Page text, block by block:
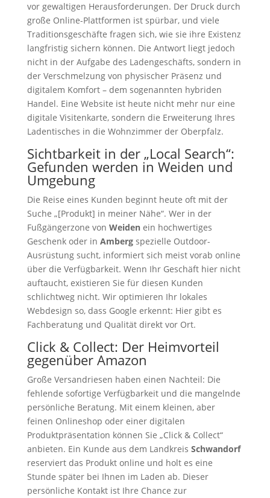
vor gewaltigen Herausforderungen. Der Druck durch
große Online-Plattformen ist spürbar, und viele
Traditionsgeschäfte fragen sich, wie sie ihre Existenz
langfristig sichern können. Die Antwort liegt jedoch
nicht in der Aufgabe des Ladengeschäfts, sondern in
der Verschmelzung von physischer Präsenz und
digitalem Komfort – dem sogenannten hybriden
Handel. Eine Website ist heute nicht mehr nur eine
digitale Visitenkarte, sondern die Erweiterung Ihres
Ladentisches in die Wohnzimmer der Oberpfalz.
Sichtbarkeit in der „Local Search“:
Gefunden werden in Weiden und
Umgebung
Die Reise eines Kunden beginnt heute oft mit der
Suche „[Produkt] in meiner Nähe“. Wer in der
Fußgängerzone von Weidenein hochwertiges
Geschenk oder in Ambergspezielle Outdoor-
Ausrüstung sucht, informiert sich meist vorab online
über die Verfügbarkeit. Wenn Ihr Geschäft hier nicht
auftaucht, existieren Sie für diesen Kunden
schlichtweg nicht. Wir optimieren Ihr lokales
Webdesign so, dass Google erkennt: Hier gibt es
Fachberatung und Qualität direkt vor Ort.
Click & Collect: Der Heimvorteil
gegenüber Amazon
Große Versandriesen haben einen Nachteil: Die
fehlende sofortige Verfügbarkeit und die mangelnde
persönliche Beratung. Mit einem kleinen, aber
feinen Onlineshop oder einer digitalen
Produktpräsentation können Sie „Click & Collect“
anbieten. Ein Kunde aus dem Landkreis Schwandorf
reserviert das Produkt online und holt es eine
Stunde später bei Ihnen im Laden ab. Dieser
persönliche Kontakt ist Ihre Chance zur